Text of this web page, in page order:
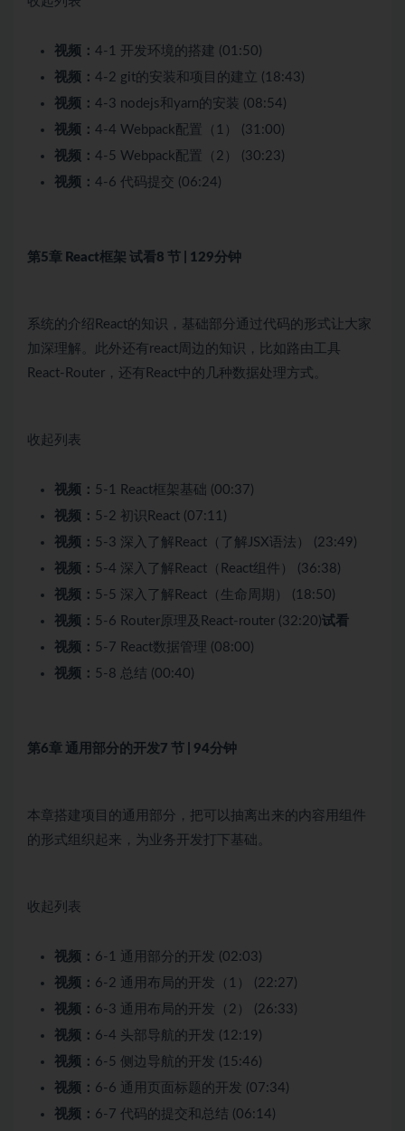
视频： 4-1 开发环境的搭建 (01:50)
视频： 4-2 git的安装和项目的建立 (18:43)
视频： 4-3 nodejs和yarn的安装 (08:54)
视频： 4-4 Webpack配置（1） (31:00)
视频： 4-5 Webpack配置（2） (30:23)
视频： 4-6 代码提交 (06:24)
第5章 React框架 试看8 节 | 129分钟
系统的介绍React的知识，基础部分通过代码的形式让大家
加深理解。此外还有react周边的知识，比如路由工具
React-Router，还有React中的几种数据处理方式。
收起列表
视频： 5-1 React框架基础 (00:37)
视频： 5-2 初识React (07:11)
视频： 5-3 深入了解React（了解JSX语法） (23:49)
视频： 5-4 深入了解React（React组件） (36:38)
视频： 5-5 深入了解React（生命周期） (18:50)
视频： 5-6 Router原理及React-router (32:20)试看
视频： 5-7 React数据管理 (08:00)
视频： 5-8 总结 (00:40)
第6章 通用部分的开发7 节 | 94分钟
本章搭建项目的通用部分，把可以抽离出来的内容用组件
的形式组织起来，为业务开发打下基础。
收起列表
视频： 6-1 通用部分的开发 (02:03)
视频： 6-2 通用布局的开发（1） (22:27)
视频： 6-3 通用布局的开发（2） (26:33)
视频： 6-4 头部导航的开发 (12:19)
视频： 6-5 侧边导航的开发 (15:46)
视频： 6-6 通用页面标题的开发 (07:34)
视频： 6-7 代码的提交和总结 (06:14)